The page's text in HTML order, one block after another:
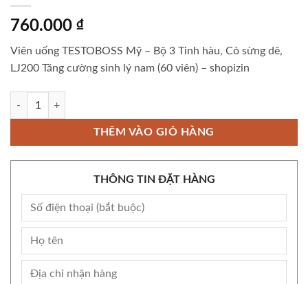
760.000 ₫
Viên uống TESTOBOSS Mỹ – Bộ 3 Tinh hàu, Cỏ sừng dê,
LJ200 Tăng cường sinh lý nam (60 viên) – shopizin
Viên uống TESTOBOSS Mỹ - Bộ 3 Tinh hàu, Cỏ sừng dê, LJ200 Tăng
THÊM VÀO GIỎ HÀNG
THÔNG TIN ĐẶT HÀNG